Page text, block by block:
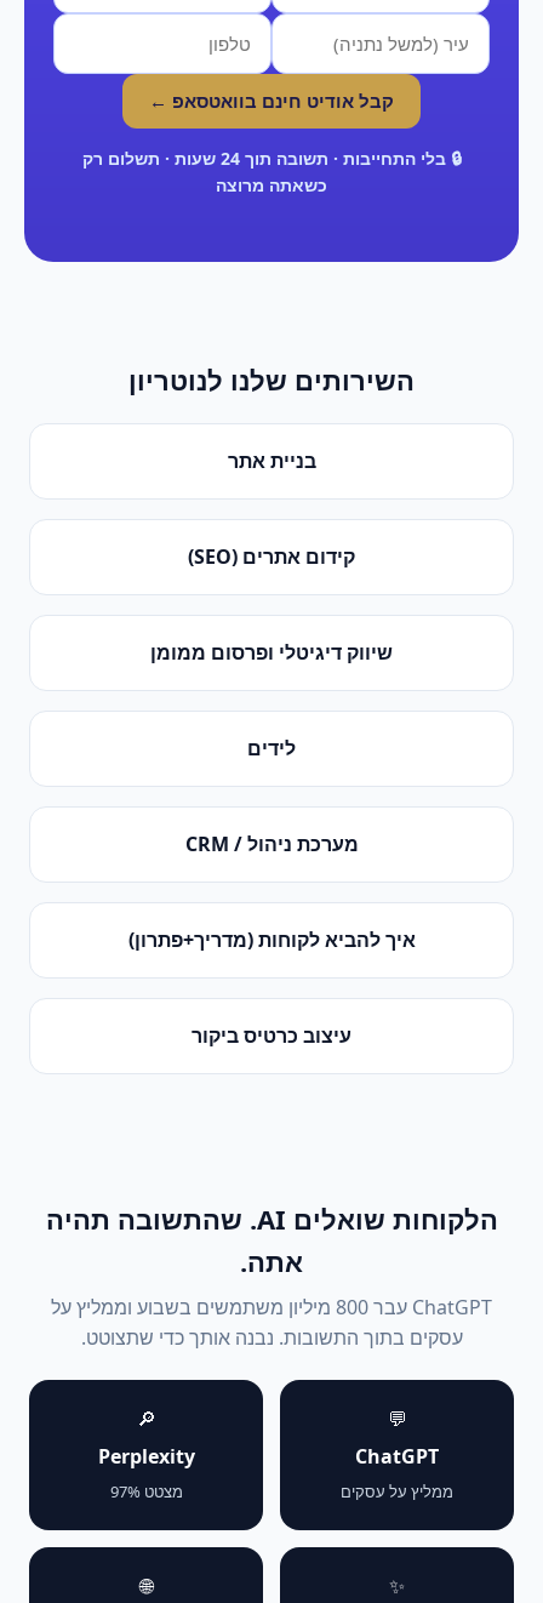
קבל אודיט חינם בוואטסאפ ←
🔒 בלי התחייבות · תשובה תוך 24 שעות · תשלום רק
כשאתה מרוצה
השירותים שלנו לנוטריון
בניית אתר
קידום אתרים (SEO)
שיווק דיגיטלי ופרסום ממומן
לידים
מערכת ניהול / CRM
איך להביא לקוחות (מדריך+פתרון)
עיצוב כרטיס ביקור
הלקוחות שואלים AI. שהתשובה תהיה
אתה.
ChatGPT עבר 800 מיליון משתמשים בשבוע וממליץ על
עסקים בתוך התשובות. נבנה אותך כדי שתצוטט.
💬
ChatGPT
ממליץ על עסקים
🔎
Perplexity
מצטט 97%
✨
🌐